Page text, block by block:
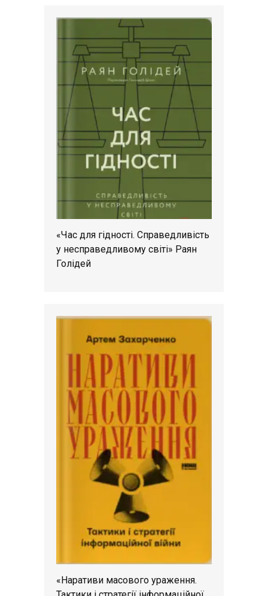
«Час для гідності. Справедливість
у несправедливому світі» Раян
Голідей
«Наративи масового ураження.